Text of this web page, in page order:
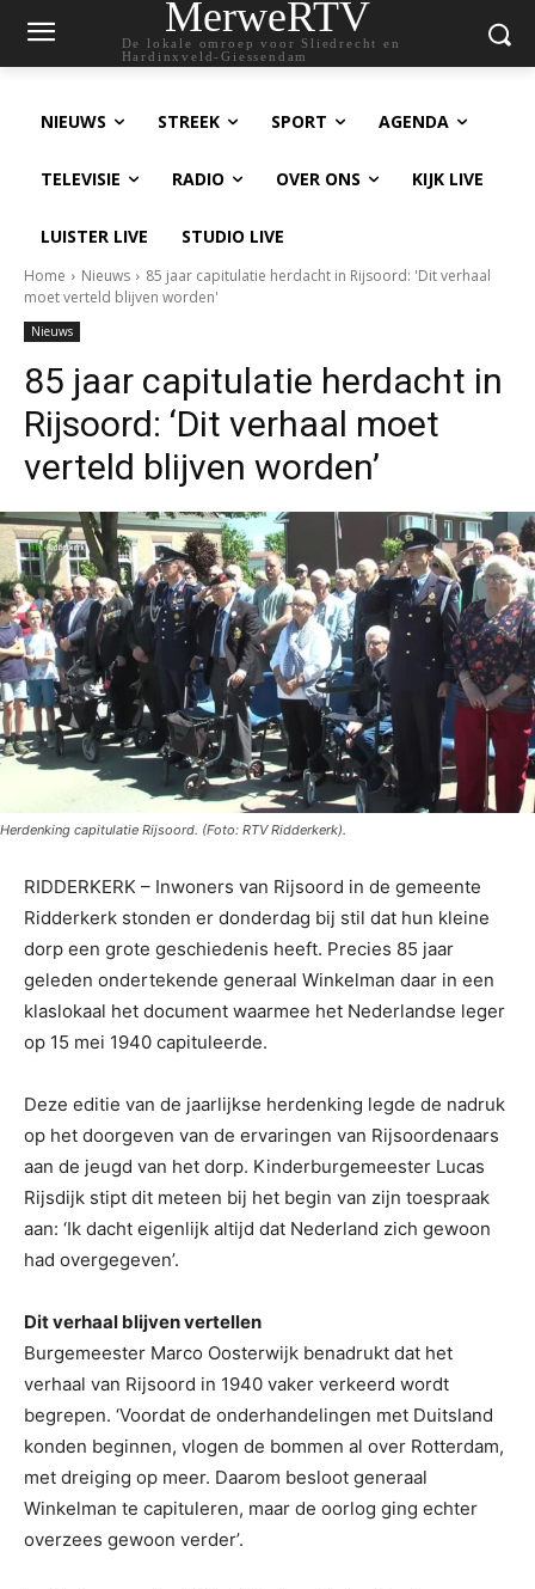
MerweRTV
De lokale omroep voor Sliedrecht en
Hardinxveld-Giessendam
NIEUWS STREEK SPORT AGENDA
TELEVISIE RADIO OVER ONS KIJK LIVE
LUISTER LIVE STUDIO LIVE
Home Nieuws
85 jaar capitulatie herdacht in Rijsoord: 'Dit verhaal
moet verteld blijven worden'
Nieuws
85 jaar capitulatie herdacht in
Rijsoord: ‘Dit verhaal moet
verteld blijven worden’
Herdenking capitulatie Rijsoord. (Foto: RTV Ridderkerk).
RIDDERKERK – Inwoners van Rijsoord in de gemeente
Ridderkerk stonden er donderdag bij stil dat hun kleine
dorp een grote geschiedenis heeft. Precies 85 jaar
geleden ondertekende generaal Winkelman daar in een
klaslokaal het document waarmee het Nederlandse leger
op 15 mei 1940 capituleerde.
Deze editie van de jaarlijkse herdenking legde de nadruk
op het doorgeven van de ervaringen van Rijsoordenaars
aan de jeugd van het dorp. Kinderburgemeester Lucas
Rijsdijk stipt dit meteen bij het begin van zijn toespraak
aan: ‘Ik dacht eigenlijk altijd dat Nederland zich gewoon
had overgegeven’.
Dit verhaal blijven vertellen
Burgemeester Marco Oosterwijk benadrukt dat het
verhaal van Rijsoord in 1940 vaker verkeerd wordt
begrepen. ‘Voordat de onderhandelingen met Duitsland
konden beginnen, vlogen de bommen al over Rotterdam,
met dreiging op meer. Daarom besloot generaal
Winkelman te capituleren, maar de oorlog ging echter
overzees gewoon verder’.